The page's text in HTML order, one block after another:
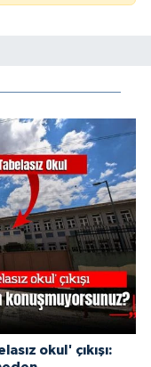
okul' çıkışı: